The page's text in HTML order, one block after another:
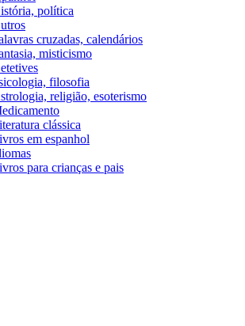
política
cruzadas, calendários
misticismo
filosofia
religião, esoterismo
clássica
em espanhol
para crianças e pais